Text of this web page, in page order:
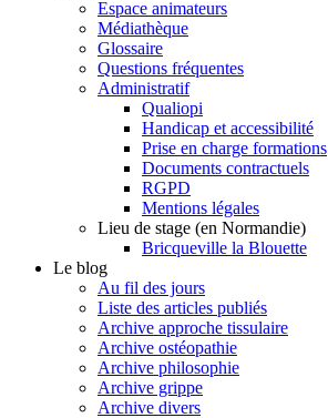
Espace animateurs
Médiathèque
Glossaire
Questions fréquentes
Administratif
Qualiopi
Handicap et accessibilité
Prise en charge formations
Documents contractuels
RGPD
Mentions légales
Lieu de stage (en Normandie)
Bricqueville la Blouette
Le blog
Au fil des jours
Liste des articles publiés
Archive approche tissulaire
Archive ostéopathie
Archive philosophie
Archive grippe
Archive divers